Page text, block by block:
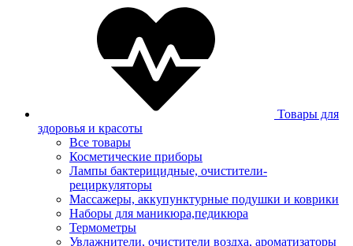
Товары для
здоровья и красоты
Все товары
Косметические приборы
Лампы бактерицидные, очистители-
рециркуляторы
Массажеры, аккупунктурные подушки и коврики
Наборы для маникюра,педикюра
Термометры
Увлажнители, очистители воздха, ароматизаторы